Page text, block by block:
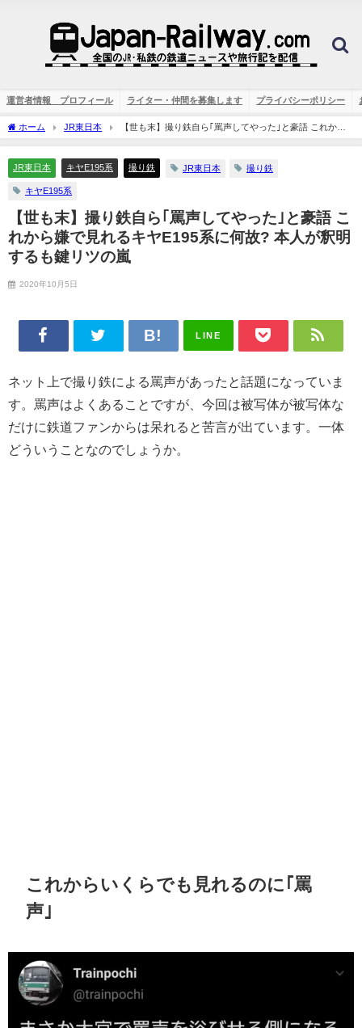
運営者情報 プロフィール ライター・仲間を募集します プライバシーポリシー
ホーム JR東日本
【世も末】撮り鉄自ら｢罵声してやった｣と豪語 これから
嫌で見れるキヤE195系に何故? 本人が釈明するも鍵リツの嵐
JR東日本 キヤE195系 撮り鉄 JR東日本 撮り鉄
キヤE195系
【世も末】撮り鉄自ら｢罵声してやった｣と豪語 こ
れから嫌で見れるキヤE195系に何故? 本人が釈明
するも鍵リツの嵐
2020年10月5日
LINE
ネット上で撮り鉄による罵声があったと話題になっていま
す。罵声はよくあることですが、今回は被写体が被写体な
だけに鉄道ファンからは呆れると苦言が出ています。一体
どういうことなのでしょうか。
これからいくらでも見れるのに｢罵
声｣